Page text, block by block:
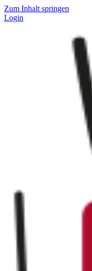
Zum Inhalt springen
Login